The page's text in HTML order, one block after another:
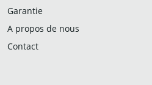
Garantie
A propos de nous
Contact